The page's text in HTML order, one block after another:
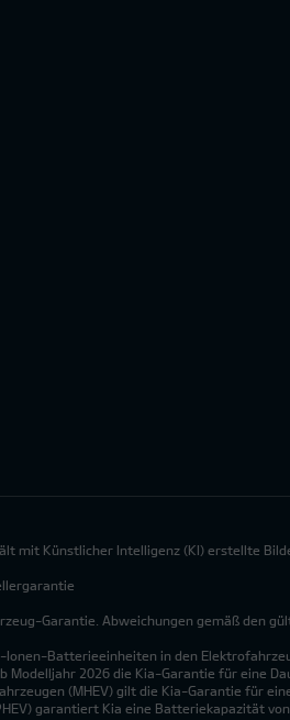
mit Künstlicher Intelligenz (KI) erstellte
Garantie. Abweichungen gemäß den
Batterieeinheiten in den
Modelljahr 2026 die Kia-Garantie für eine
(MHEV) gilt die Kia-Garantie für
garantiert Kia eine Batteriekapazität